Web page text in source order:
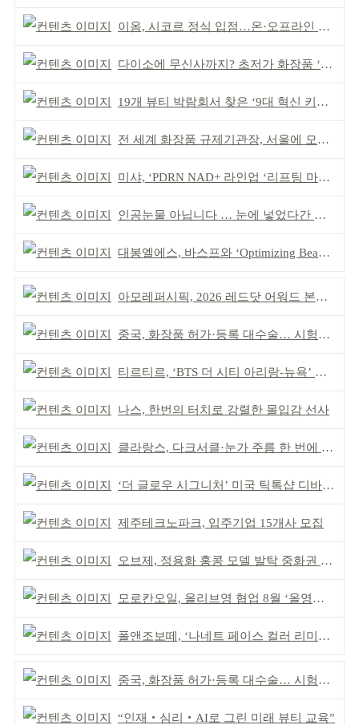
이옴, 시코르 정식 입점…온·오프라인 유통망 확대
다이소에 무신사까지? 초저가 화장품 ‘전성시대’
19개 뷰티 박람회서 찾은 ‘9대 혁신 키워드’
전 세계 화장품 규제기관장, 서울에 모인다
미샤, ‘PDRN NAD+ 라인업 ‘리프팅 마스크’ 출시
인공눈물 아닙니다 … 눈에 넣었다간 각막 손상
대봉엘에스, 바스프와 ‘Optimizing Beauty’ 심포지엄
아모레퍼시픽, 2026 레드닷 어워드 본상 2개 수상
중국, 화장품 허가·등록 대수술… 시험자료 공용 허용
티르티르, ‘BTS 더 시티 아리랑-뉴욕’ 참여
나스, 한번의 터치로 강렬한 몰입감 선사
클라랑스, 다크서클·눈가 주름 한 번에 더블 케어
‘더 글로우 시그니처’ 미국 틱톡샵 디바이스 부문 1위
제주테크노파크, 입주기업 15개사 모집
오브제, 정용화 홍콩 모델 발탁 중화권 공략 강화
모로칸오일, 올리브영 협업 8월 ‘올영픽’ 선정
폴앤조보떼, ‘나네트 페이스 컬러 리미티드’ 출시
중국, 화장품 허가·등록 대수술… 시험자료 공용 허용
“인재‧심리‧AI로 그린 미래 뷰티 교육”